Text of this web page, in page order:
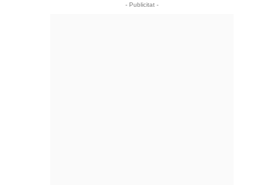
- Publicitat -